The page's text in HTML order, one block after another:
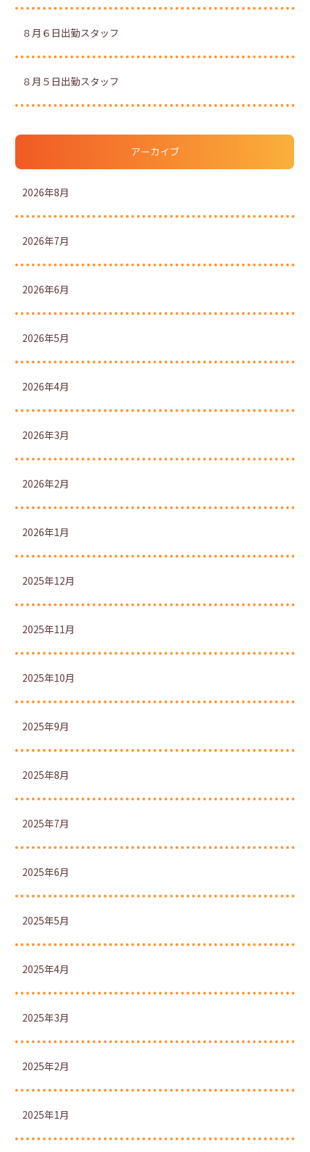
８月６日出勤スタッフ
８月５日出勤スタッフ
アーカイブ
2026年8月
2026年7月
2026年6月
2026年5月
2026年4月
2026年3月
2026年2月
2026年1月
2025年12月
2025年11月
2025年10月
2025年9月
2025年8月
2025年7月
2025年6月
2025年5月
2025年4月
2025年3月
2025年2月
2025年1月